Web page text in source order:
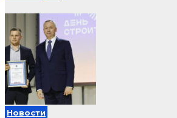
Новости